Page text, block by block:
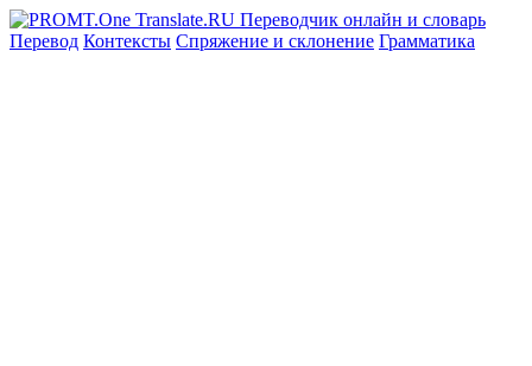
Перевод Контексты Спряжение и склонение Грамматика